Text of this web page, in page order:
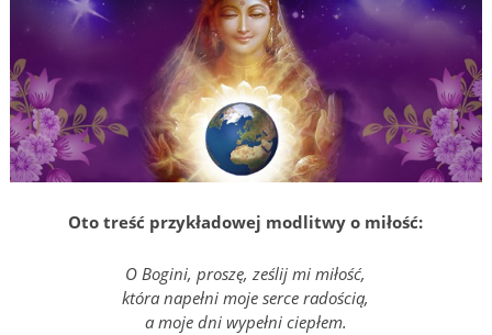
Oto treść przykładowej modlitwy o miłość:
O Bogini, proszę, ześlij mi miłość,
która napełni moje serce radością,
a moje dni wypełni ciepłem.